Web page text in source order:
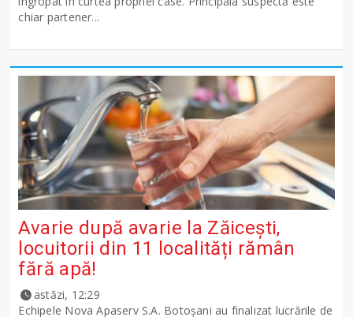
chiar partener...
Avarie după avarie la Zăicești,
locuitorii din 11 localități rămân
fără apă!
astăzi, 12:29
Echipele Nova Apaserv S.A. Botoșani au finalizat lucrările de